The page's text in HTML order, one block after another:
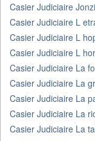
Casier Judiciaire
Casier Judiciaire L
Casier Judiciaire L
Casier Judiciaire L
Casier Judiciaire La
Casier Judiciaire La
Casier Judiciaire La
Casier Judiciaire La
Casier Judiciaire La